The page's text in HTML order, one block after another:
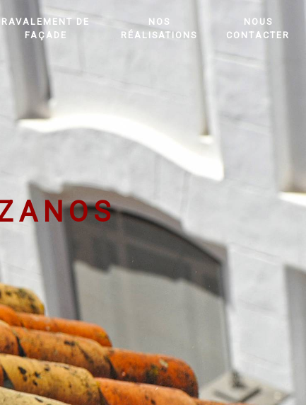
RAVALEMENT DE
FAÇADE
NOS
RÉALISATIONS
NOUS
CONTACTER